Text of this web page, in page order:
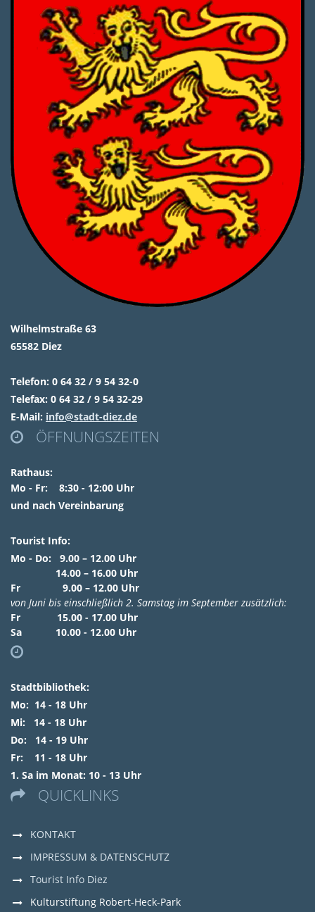
Wilhelmstraße 63
65582 Diez
Telefon: 0 64 32 / 9 54 32-0
Telefax: 0 64 32 / 9 54 32-29
E-Mail: info@stadt-diez.de
 ÖFFNUNGSZEITEN
Rathaus:
Mo - Fr: 8:30 - 12:00 Uhr
und nach Vereinbarung
Tourist Info:
Mo - Do: 9.00 – 12.00 Uhr
14.00 – 16.00 Uhr
Fr 9.00 – 12.00 Uhr
von Juni bis einschließlich 2. Samstag im September zusätzlich:
Fr 15.00 - 17.00 Uhr
Sa 10.00 - 12.00 Uhr

Stadtbibliothek:
Mo: 14 - 18 Uhr
Mi: 14 - 18 Uhr
Do: 14 - 19 Uhr
Fr: 11 - 18 Uhr
1. Sa im Monat: 10 - 13 Uhr
 QUICKLINKS
KONTAKT
IMPRESSUM & DATENSCHUTZ
Tourist Info Diez
Kulturstiftung Robert-Heck-Park